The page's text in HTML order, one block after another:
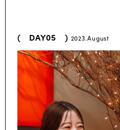
( DAY05 ) 2023.August